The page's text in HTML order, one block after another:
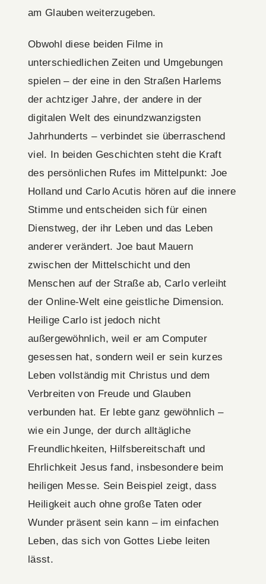
am Glauben weiterzugeben.
Obwohl diese beiden Filme in
unterschiedlichen Zeiten und Umgebungen
spielen – der eine in den Straßen Harlems
der achtziger Jahre, der andere in der
digitalen Welt des einundzwanzigsten
Jahrhunderts – verbindet sie überraschend
viel. In beiden Geschichten steht die Kraft
des persönlichen Rufes im Mittelpunkt: Joe
Holland und Carlo Acutis hören auf die innere
Stimme und entscheiden sich für einen
Dienstweg, der ihr Leben und das Leben
anderer verändert. Joe baut Mauern
zwischen der Mittelschicht und den
Menschen auf der Straße ab, Carlo verleiht
der Online-Welt eine geistliche Dimension.
Heilige Carlo ist jedoch nicht
außergewöhnlich, weil er am Computer
gesessen hat, sondern weil er sein kurzes
Leben vollständig mit Christus und dem
Verbreiten von Freude und Glauben
verbunden hat. Er lebte ganz gewöhnlich –
wie ein Junge, der durch alltägliche
Freundlichkeiten, Hilfsbereitschaft und
Ehrlichkeit Jesus fand, insbesondere beim
heiligen Messe. Sein Beispiel zeigt, dass
Heiligkeit auch ohne große Taten oder
Wunder präsent sein kann – im einfachen
Leben, das sich von Gottes Liebe leiten
lässt.